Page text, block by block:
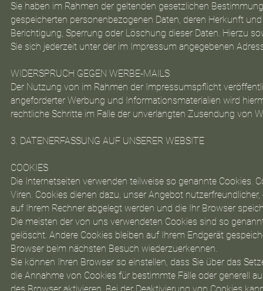
Sie haben im Rahmen der geltenden gesetzlichen
gespeicherten personenbezogenen Daten, deren Herkunft
Berichtigung, Sperrung oder Löschung dieser Daten. Hierzu
Sie sich jederzeit unter der im Impressum angegebenen
WIDERSPRUCH GEGEN WERBE-MAILS
Der Nutzung von im Rahmen der Impressumspflicht
angeforderter Werbung und Informationsmaterialien wird
rechtliche Schritte im Falle der unverlangten Zusendung von
3. DATENERFASSUNG AUF UNSERER WEBSITE
COOKIES
Die Internetseiten verwenden teilweise so genannte Cookies.
Viren. Cookies dienen dazu, unser Angebot
auf Ihrem Rechner abgelegt werden und die Ihr Browser
Die meisten der von uns verwendeten Cookies sind so
gelöscht. Andere Cookies bleiben auf Ihrem Endgerät
Browser beim nächsten Besuch wiederzuerkennen.
Sie können Ihren Browser so einstellen, dass Sie über das
die Annahme von Cookies für bestimmte Fälle oder generell